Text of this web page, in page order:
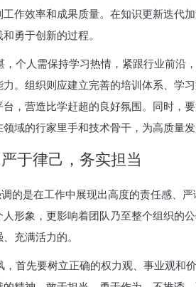
作效率和成果质量。在知识更新迭代
勇于创新的过程。
，个人需保持学习热情，紧跟行业前沿
。组织则应建立完善的培训体系、学
，营造比学赶超的良好氛围。同时，
域的行家里手和技术骨干，为高质量发
于律己，务实担当
调的是在工作中展现出高度的责任感、
形象，更影响着团队乃至整个组织的
充满活力的。
，首先要树立正确的权力观、事业观和